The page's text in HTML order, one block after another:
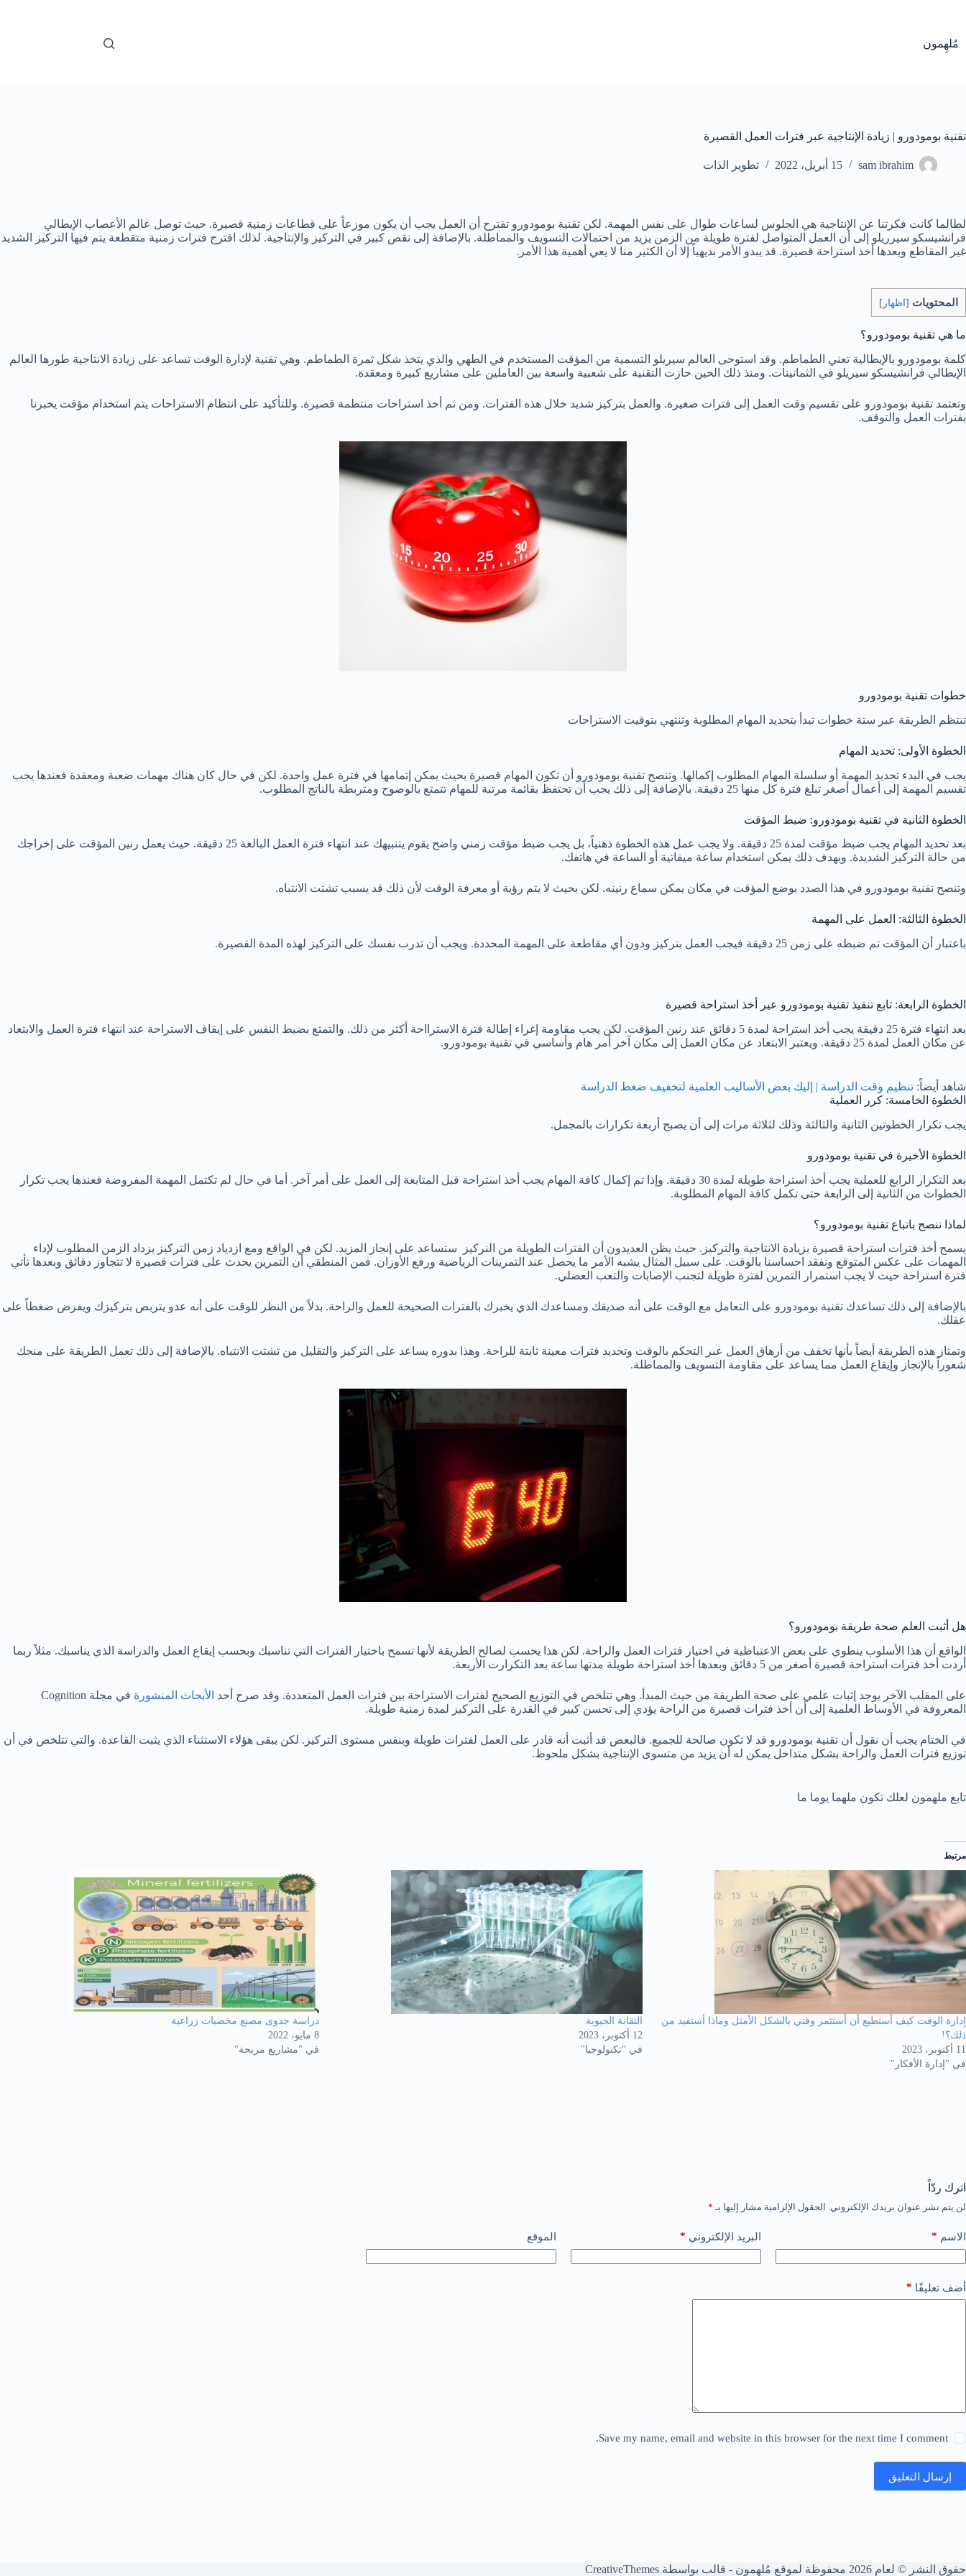
مُلهِمون
تقنية بومودورو | زيادة الإنتاجية عبر فترات العمل القصيرة
sam ibrahim 15 أبريل، 2022 تطوير الذات
لطالما كانت فكرتنا عن الإنتاجية هي الجلوس لساعات طوال على نفس المهمة. لكن تقنية بومودورو تقترح أن العمل يجب أن يكون موزعاً على قطاعات زمنية قصيرة. حيث توصل عالم الأعصاب الإيطالي
فرانشيسكو سيرريلو إلى أن العمل المتواصل لفترة طويلة من الزمن يزيد من احتمالات التسويف والمماطلة. بالإضافة إلى نقص كبير في التركيز والإنتاجية. لذلك اقترح فترات زمنية متقطعة يتم فيها التركيز الشديد
غير المقاطع وبعدها أخذ استراحة قصيرة. قد يبدو الأمر بديهياً إلا أن الكثير منا لا يعي أهمية هذا الأمر.
المحتويات [ اظهار ]
ما هي تقنية بومودورو؟
كلمة بومودورو بالإيطالية تعني الطماطم. وقد استوحى العالم سيريلو التسمية من المؤقت المستخدم في الطهي والذي يتخذ شكل ثمرة الطماطم. وهي تقنية لإدارة الوقت تساعد على زيادة الانتاجية طورها العالم
الإيطالي فرانشيسكو سيريلو في الثمانينات. ومنذ ذلك الحين حازت التقنية على شعبية واسعة بين العاملين على مشاريع كبيرة ومعقدة.
وتعتمد تقنية بومودورو على تقسيم وقت العمل إلى فترات صغيرة. والعمل بتركيز شديد خلال هذه الفترات. ومن ثم أخذ استراحات منتظمة قصيرة. وللتأكيد على انتظام الاستراحات يتم استخدام مؤقت يخبرنا
بفترات العمل والتوقف.
خطوات تقنية بومودورو
تنتظم الطريقة عبر ستة خطوات تبدأ بتحديد المهام المطلوبة وتنتهي بتوقيت الاستراحات
الخطوة الأولى: تحديد المهام
يجب في البدء تحديد المهمة أو سلسلة المهام المطلوب إكمالها. وتنصح تقنية بومودورو أن تكون المهام قصيرة بحيث يمكن إتمامها في فترة عمل واحدة. لكن في حال كان هناك مهمات ضعبة ومعقدة فعندها يجب
تقسيم المهمة إلى أعمال أصغر تبلغ فترة كل منها 25 دقيقة. بالإضافة إلى ذلك يجب أن تحتفظ بقائمة مرتبة للمهام تتمتع بالوضوح ومتربطة بالناتج المطلوب.
الخطوة الثانية في تقنية بومودورو: ضبط المؤقت
بعد تحديد المهام يجب ضبظ مؤقت لمدة 25 دقيقة. ولا يجب عمل هذه الخطوة ذهنياً، بل يجب ضبط مؤقت زمني واضح يقوم يتنبيهك عند انتهاء فترة العمل البالغة 25 دقيقة. حيث يعمل رنين المؤقت على إخراجك
من حالة التركيز الشديدة. وبهدف ذلك يمكن استخدام ساعة ميقاتية أو الساعة في هاتفك.
وتنصح تقنية بومودورو في هذا الصدد بوضع المؤقت في مكان يمكن سماع رنينه. لكن بحيث لا يتم رؤية أو معرفة الوقت لأن ذلك قد يسبب تشتت الانتباه.
الخطوة الثالثة: العمل على المهمة
باعتبار أن المؤقت تم ضبطه على زمن 25 دقيقة فيجب العمل بتركيز ودون أي مقاطعة على المهمة المحددة. ويجب أن تدرب نفسك على التركيز لهذه المدة القصيرة.
الخطوة الرابعة: تابع تنفيذ تقنية بومودورو عير أخذ استراحة قصيرة
بعد انتهاء فترة 25 دقيقة يجب أخذ استراحة لمدة 5 دقائق عند رنين المؤقت. لكن يجب مقاومة إغراء إطالة فترة الاسترااحة أكثر من ذلك. والتمتع بضبط النفس على إيقاف الاستراحة عند انتهاء فترة العمل والابتعاد
عن مكان العمل لمدة 25 دقيقة. ويعتبر الابتعاد عن مكان العمل إلى مكان آخر أمر هام وأساسي في تقنية بومودورو.
شاهد أيضاً: تنظيم وقت الدراسة | إليك بعض الأساليب العلمية لتخفيف ضغط الدراسة
الخطوة الخامسة: كرر العملية
يجب تكرار الخطوتين الثانية والثالثة وذلك لثلاثة مرات إلى أن يصبح أربعة تكرارات بالمجمل.
الخطوة الأخيرة في تقنية بومودورو
بعد التكرار الرابع للعملية يجب أخذ استراحة طويلة لمدة 30 دقيقة. وإذا تم إكمال كافة المهام يجب أخذ استراحة قبل المتابعة إلى العمل على أمر آخر. أما في حال لم تكتمل المهمة المفروضة فعندها يجب تكرار
الخطوات من الثانية إلى الرابعة حتى تكمل كافة المهام المطلوبة.
لماذا ننصح باتباع تقنية بومودورو؟
يسمح أخذ فترات استراحة قصيرة بزيادة الانتاجية والتركيز. حيث يظن العديدون أن الفترات الطويلة من النركيز ستساعد على إنجاز المزيد. لكن في الواقع ومع ازدياد زمن التركيز يزداد الزمن المطلوب لإداء
المهمات على عكس المتوقع ونفقد احساسنا بالوقت. على سبيل المثال يشبه الأمر ما يحصل عند التمرينات الرياضية ورفع الأوزان. فمن المنطقي أن التمرين يحدث على فترات قصيرة لا تتجاوز دقائق وبعدها تأتي
فترة استراحة حيث لا يجب استمرار التمرين لفترة طويلة لتجنب الإصابات والتعب العضلي.
بالإضافة إلى ذلك تساعدك تقنية بومودورو على التعامل مع الوقت على أنه صديقك ومساعدك الذي يخبرك بالفترات الصحيحة للعمل والراحة. بدلاً من النظر للوقت على أنه عدو يتربص بتركيزك ويفرض ضغطاً على
عقلك.
وتمتاز هذه الطريقة أيضاً بأنها تخفف من أرهاق العمل عبر التحكم بالوقت وتحديد فترات معينة ثابتة للراحة. وهذا بدوره يساعد على التركيز والتقليل من تشتت الانتباه. بالإضافة إلى ذلك تعمل الطريقة على منحك
شعوراً بالإنجاز وإيقاع العمل مما يساعد على مقاومة التسويف والمماطلة.
هل أثبت العلم صحة طريقة بومودورو؟
الواقع أن هذا الأسلوب ينطوي على بعض الاعتباطية في اختيار فترات العمل والراحة. لكن هذا يحسب لصالح الطريقة لأنها تسمح باختيار الفترات التي تناسبك وبحسب إيقاع العمل والدراسة الذي يناسبك. مثلاً ربما
أردت أخذ فترات استراحة قصيرة أصغر من 5 دقائق وبعدها أخذ استراحة طويلة مدتها ساعة بعد التكرارت الأربعة.
على المقلب الآخر يوجد إثبات علمي على صحة الطريقة من حيث المبدأ. وهي تتلخص في التوزيع الصحيح لفترات الاستراحة بين فترات العمل المتعددة. وقد صرح أحد الأبحاث المنشورة
في مجلة Cognition
المعروفة في الأوساط العلمية إلى أن أخذ فترات قصيرة من الراحة يؤدي إلى تحسن كيير في القدرة على التركيز لمدة زمنية طويلة.
في الختام يجب أن نقول أن تقنية بومودورو قد لا تكون صالحة للجميع. فالبعض قد أثبت أنه قادر على العمل لفترات طويلة وبنفس مستوى التركيز. لكن يبقى هؤلاء الاستثناء الذي يثبت القاعدة. والتي تتلخص في أن
توزيع فترات العمل والراحة بشكل متداخل يمكن له أن يزيد من متسوى الإنتاجية بشكل ملحوظ.
تابع ملهمون لعلك تكون ملهما يوما ما
مرتبط
إدارة الوقت كيف أستطيع أن أستثمر وقتي بالشكل الأمثل وماذا أستفيد من
ذلك؟!
11 أكتوبر، 2023
في "إدارة الأفكار"
التقانة الحيوية
12 أكتوبر، 2023
في "تكنولوجيا"
دراسة جدوى مصنع مخصبات زراعية
8 مايو، 2022
في "مشاريع مربحة"
اترك ردّاً
لن يتم نشر عنوان بريدك الإلكتروني. الحقول الإلزامية مشار إليها بـ *
الاسم * البريد الإلكتروني * الموقع
أضف تعليقًا *
Save my name, email and website in this browser for the next time I comment.
إرسال التعليق
حقوق النشر © لعام 2026 محفوظة لموقع مُلهِمون - قالب بواسطة CreativeThemes